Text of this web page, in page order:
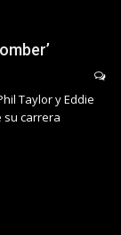
Taylor y Eddie
su carrera